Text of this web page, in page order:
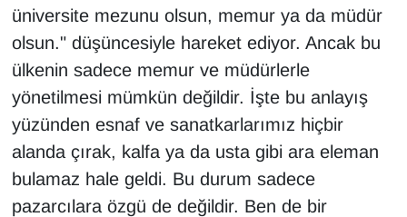
üniversite mezunu olsun, memur ya da müdür
olsun." düşüncesiyle hareket ediyor. Ancak bu
ülkenin sadece memur ve müdürlerle
yönetilmesi mümkün değildir. İşte bu anlayış
yüzünden esnaf ve sanatkarlarımız hiçbir
alanda çırak, kalfa ya da usta gibi ara eleman
bulamaz hale geldi. Bu durum sadece
pazarcılara özgü de değildir. Ben de bir